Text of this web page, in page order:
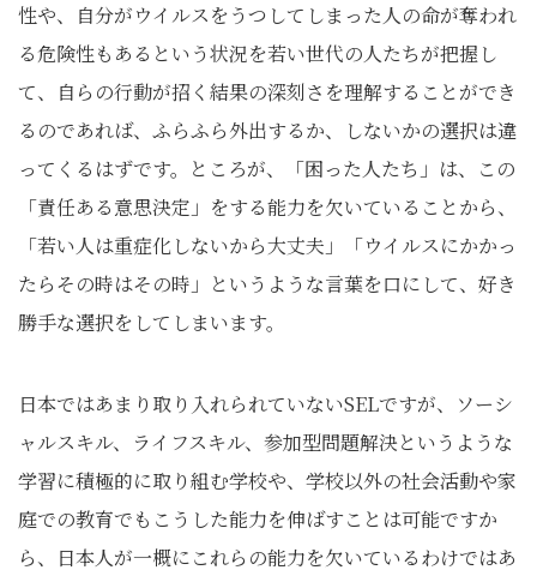
性や、自分がウイルスをうつしてしまった人の命が奪われ
る危険性もあるという状況を若い世代の人たちが把握し
て、自らの行動が招く結果の深刻さを理解することができ
るのであれば、ふらふら外出するか、しないかの選択は違
ってくるはずです。ところが、「困った人たち」は、この
「責任ある意思決定」をする能力を欠いていることから、
「若い人は重症化しないから大丈夫」「ウイルスにかかっ
たらその時はその時」というような言葉を口にして、好き
勝手な選択をしてしまいます。
日本ではあまり取り入れられていないSELですが、ソーシ
ャルスキル、ライフスキル、参加型問題解決というような
学習に積極的に取り組む学校や、学校以外の社会活動や家
庭での教育でもこうした能力を伸ばすことは可能ですか
ら、日本人が一概にこれらの能力を欠いているわけではあ